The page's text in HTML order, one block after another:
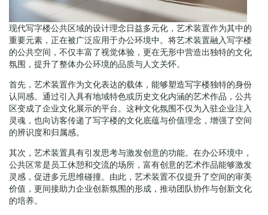
现代写字楼公共区域的设计理念日益多元化，艺术装置作为其中的
重要元素，正在被广泛应用于办公环境中。将艺术装置融入写字楼
的公共空间，不仅丰富了视觉体验，更在无形中营造出独特的文化
氛围，提升了整体办公环境的品质与人文关怀。
首先，艺术装置作为文化表达的载体，能够塑造写字楼独特的身份
认同感。通过引入具有地域特色或历史文化内涵的艺术作品，公共
区变成了企业文化展示的平台。这种文化氛围不仅为入驻企业注入
灵魂，也向访客传递了写字楼的文化底蕴与价值理念，增强了空间
的辨识度和归属感。
其次，艺术装置具有引发思考与激发创意的功能。在办公环境中，
公共区常是员工休憩和交流的场所，富有创意的艺术作品能够激发
灵感，促进多元思维碰撞。由此，艺术装置不仅提升了空间的审美
价值，更间接助力企业创新氛围的形成，推动团队协作与创新文化
的培养。